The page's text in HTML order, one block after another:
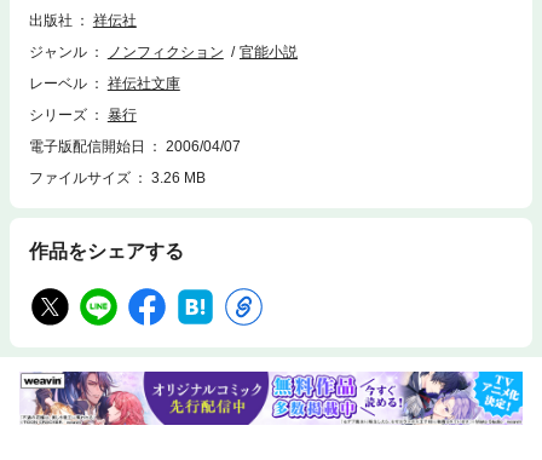
出版社
祥伝社
ジャンル
ノンフィクション
官能小説
レーベル
祥伝社文庫
シリーズ
暴行
電子版配信開始日
2006/04/07
ファイルサイズ
3.26 MB
作品をシェアする